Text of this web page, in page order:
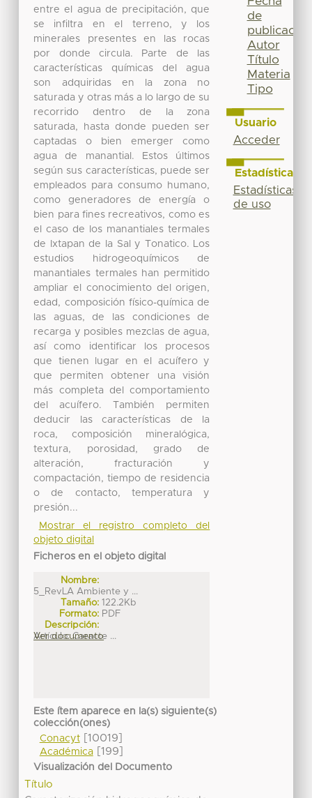
entre el agua de precipitación, que
se infiltra en el terreno, y los
minerales presentes en las rocas
por donde circula. Parte de las
características químicas del agua
son adquiridas en la zona no
saturada y otras más a lo largo de su
recorrido dentro de la zona
saturada, hasta donde pueden ser
captadas o bien emerger como
agua de manantial. Estos últimos
según sus características, puede ser
empleados para consumo humano,
como generadores de energía o
bien para fines recreativos, como es
el caso de los manantiales termales
de Ixtapan de la Sal y Tonatico. Los
estudios hidrogeoquímicos de
manantiales termales han permitido
ampliar el conocimiento del origen,
edad, composición físico-química de
las aguas, de las condiciones de
recarga y posibles mezclas de agua,
así como identificar los procesos
que tienen lugar en el acuífero y
que permiten obtener una visión
más completa del comportamiento
del acuífero. También permiten
deducir las características de la
roca, composición mineralógica,
textura, porosidad, grado de
alteración, fracturación y
compactación, tiempo de residencia
o de contacto, temperatura y
presión...
Mostrar el registro completo del
objeto digital
Ficheros en el objeto digital
Nombre:
5_RevLA Ambiente y ...
Tamaño: 122.2Kb
Formato: PDF
Descripción:
Artículo: Caracte ...
Ver documento
Este ítem aparece en la(s) siguiente(s)
colección(ones)
Conacyt[10019]
Académica[199]
Visualización del Documento
Título
de
publicación
Autor
Título
Materia
Tipo
Usuario
Acceder
Estadísticas
Estadísticas
de uso